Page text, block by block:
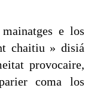
e los
chaitiu » disiá
provocaire,
coma los